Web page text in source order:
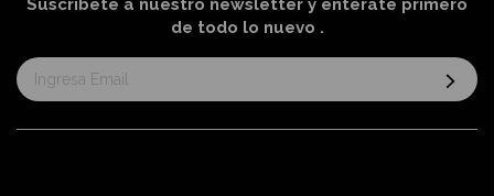
Suscríbete a nuestro newsletter y entérate primero
de todo lo nuevo .
Suscríbase
al
informativo: